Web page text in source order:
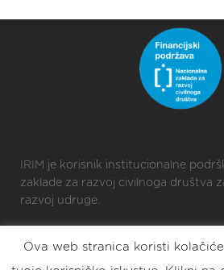
IRIM je korisnik institucionalne
zaklade za razvoj civilnoga društva
razvoj udruge.
Ova web stranica koristi